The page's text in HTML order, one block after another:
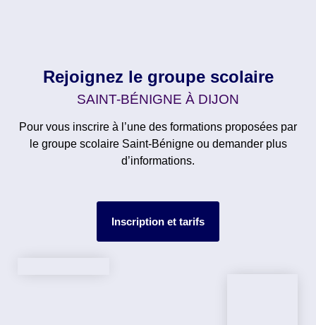
Rejoignez le groupe scolaire
SAINT-BÉNIGNE À DIJON
Pour vous inscrire à l’une des formations proposées par
le groupe scolaire Saint-Bénigne ou demander plus
d’informations.
Inscription et tarifs